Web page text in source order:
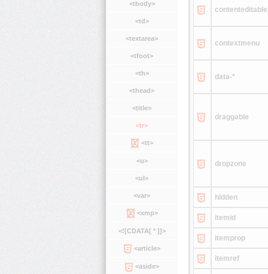
<tbody>
<td>
<textarea>
<tfoot>
<th>
<thead>
<title>
<tr>
<tt>
<u>
<ul>
<var>
<xmp>
<![CDATA[ * ]]>
<article>
<aside>
contenteditable
contextmenu
data-*
draggable
dropzone
hidden
itemid
itemprop
itemref